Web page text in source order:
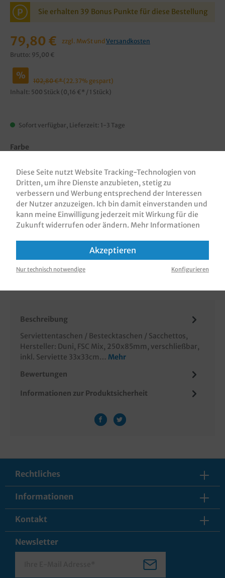
P Sie erhalten 39 Bonus Punkte für diese Bestellung
79,80 € zzgl. MwSt undVersandkosten
Brutto: 95,00 €
% 102,80 €*(22.37% gespart)
Inhalt: 500 Stück (0,16 €* / 1 Stück)
Sofort verfügbar, Lieferzeit: 1-3 Tage
Farbe
In den Warenkorb
Zum Merkzettel hinzufügen
Beschreibung
Serviettentaschen / Bestecktaschen / Sacchettos,
Hersteller: Duni, FSC Mix, 250x85mm, verschließbar,
inkl. Serviette 33x33cm… Mehr
Bewertungen
Informationen zur Produktsicherheit
Rechtliches
Informationen
Kontakt
Newsletter
Diese Seite nutzt Website Tracking-Technologien von
Dritten, um ihre Dienste anzubieten, stetig zu
verbessern und Werbung entsprechend der Interessen
der Nutzer anzuzeigen. Ich bin damit einverstanden und
kann meine Einwilligung jederzeit mit Wirkung für die
Zukunft widerrufen oder ändern. Mehr Informationen
Akzeptieren
Nur technisch notwendige Konfigurieren